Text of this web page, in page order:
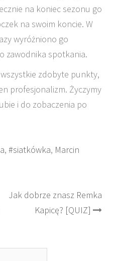
na koniec sezonu go
na swoim koncie. W
wyróżniono go
zawodnika spotkania.
zdobyte punkty,
profesjonalizm. Życzymy
i do zobaczenia po
, #siatkówka, Marcin
Jak dobrze znasz Remka
Kapicę? [QUIZ]